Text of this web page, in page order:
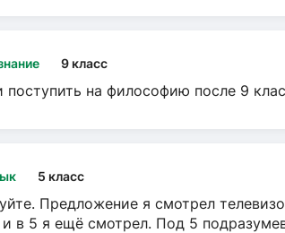
9 класс
на философию после 9
5 класс
Предложение я смотрел
в 5 я ещё смотрел. Под 5